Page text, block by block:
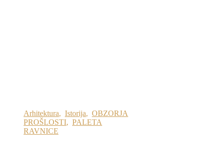
Arhitektura, Istorija, OBZORJA
PROŠLOSTI, PALETA
RAVNICE